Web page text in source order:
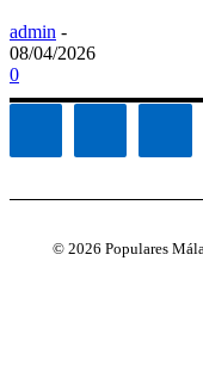
admin -
08/04/2026
0
© 2026 Populares